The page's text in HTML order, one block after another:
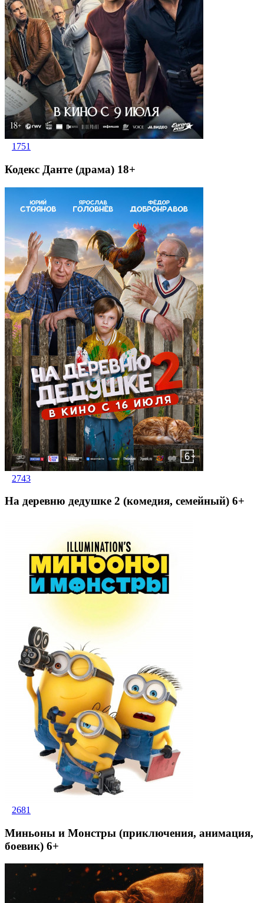
1751
Кодекс Данте (драма) 18+
2743
На деревню дедушке 2 (комедия, семейный) 6+
2681
Миньоны и Монстры (приключения, анимация,
боевик) 6+